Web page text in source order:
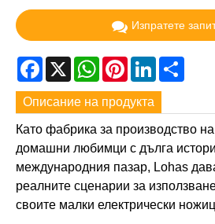
Изпратете
Facebook
X WhatsApp
PinterestLinkedIn
Описание на продукта
Като фабрика за производство
домашни любимци с дълга
международния пазар, Lohas
реалните сценарии за
своите малки електрически